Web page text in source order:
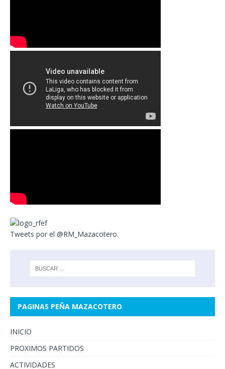
Tweets por el @RM_Mazacotero.
PAGINAS PEÑA MAZACOTERO
INICIO
PROXIMOS PARTIDOS
ACTIVIDADES